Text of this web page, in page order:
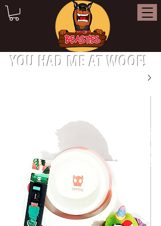
YOU HAD ME AT WOOF!